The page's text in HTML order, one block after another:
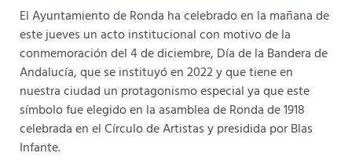
El Ayuntamiento de Ronda ha celebrado en la mañana de
este jueves un acto institucional con motivo de la
conmemoración del 4 de diciembre, Día de la Bandera de
Andalucía, que se instituyó en 2022 y que tiene en
nuestra ciudad un protagonismo especial ya que este
símbolo fue elegido en la asamblea de Ronda de 1918
celebrada en el Círculo de Artistas y presidida por Blas
Infante.